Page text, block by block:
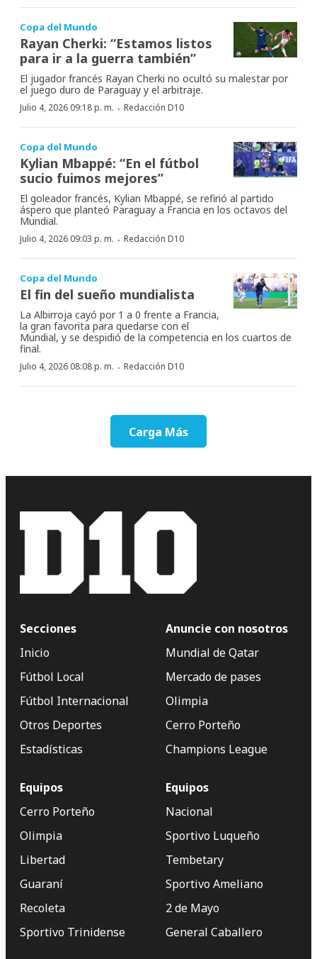
Copa del Mundo
Rayan Cherki: “Estamos listos
para ir a la guerra también”
El jugador francés Rayan Cherki no ocultó su malestar por
el juego duro de Paraguay y el arbitraje.
Julio 4, 2026 09:18 p. m. · Redacción D10
Copa del Mundo
Kylian Mbappé: “En el fútbol
sucio fuimos mejores”
El goleador francés, Kylian Mbappé, se refirió al partido
áspero que planteó Paraguay a Francia en los octavos del
Mundial.
Julio 4, 2026 09:03 p. m. · Redacción D10
Copa del Mundo
El fin del sueño mundialista
La Albirroja cayó por 1 a 0 frente a Francia,
la gran favorita para quedarse con el
Mundial, y se despidió de la competencia en los cuartos de
final.
Julio 4, 2026 08:08 p. m. · Redacción D10
Carga Más
Secciones
Inicio
Fútbol Local
Fútbol Internacional
Otros Deportes
Estadísticas
Anuncie con nosotros
Mundial de Qatar
Mercado de pases
Olimpia
Cerro Porteño
Champions League
Equipos
Cerro Porteño
Olimpia
Libertad
Guaraní
Recoleta
Sportivo Trinidense
Equipos
Nacional
Sportivo Luqueño
Tembetary
Sportivo Ameliano
2 de Mayo
General Caballero